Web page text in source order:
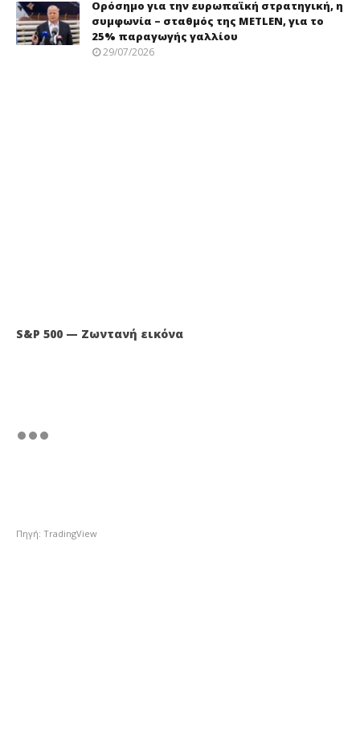
Ορόσημο για την ευρωπαϊκή στρατηγική, η
συμφωνία – σταθμός της METLEN, για το
25% παραγωγής γαλλίου
29/07/2026
S&P 500 — Ζωντανή εικόνα
Πηγή: TradingView